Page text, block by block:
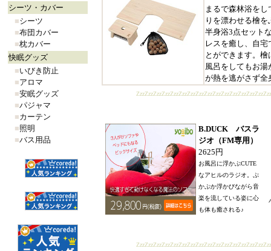
まるで森林浴を
りを漂わせる檜
半身浴3点セット
レスを癒し、自
とができます。
風呂をしてもお
が熱を逃がさず全
B.DUCK バスラ
ジオ（FM専用）
2625円
お風呂に浮かぶCUTE
なアヒルのラジオ。ぷ
かぷか浮かびながら音
楽を流している姿に心
も体も癒される♪
シーツ・カバー
■シーツ
■布団カバー
■枕カバー
快眠グッズ
■いびき防止
■アロマ
■安眠グッズ
■パジャマ
■カーテン
■照明
■バス用品